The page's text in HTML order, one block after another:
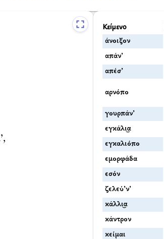
Κείμενο
άνοιξον
απάν’
απέσ’
αρνόπο
γουρπάν’
εγκάλι͜α
εγκαλιόπο
εμορφάδα
εσόν
ζελεύ’ν’
κάλλι͜α
κάντρον
κείμαι